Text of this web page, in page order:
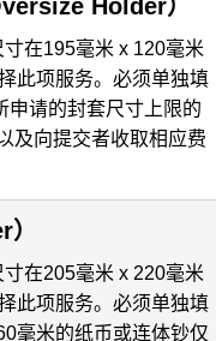
Holder）
在195毫米 x 120毫米
此项服务。必须单独填
申请的封套尺寸上限的
及向提交者收取相应费
在205毫米 x 220毫米
此项服务。必须单独填
毫米的纸币或连体钞仅